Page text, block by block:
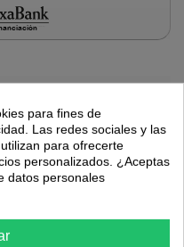
clientes la opción de
deLa Caixa, disponible
un importe superior a
acceda a su carrito y
financiación.
para fines de
Las redes sociales y las
para ofrecerte
personalizados. ¿Aceptas
datos personales